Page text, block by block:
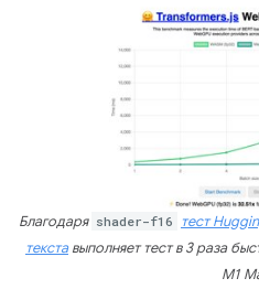
Благодаря shader-f16
тест
текставыполняет тест в 3 раза
M1